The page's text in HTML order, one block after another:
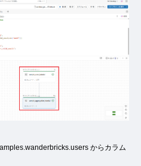
からカラム